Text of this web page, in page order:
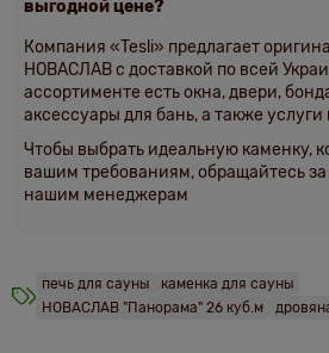
выгодной цене?
Компания «Tesli» предлагает
НОВАСЛАВ с доставкой по всей
ассортименте есть окна, двери,
аксессуары для бань, а также услуги
Чтобы выбрать идеальную каменку,
вашим требованиям, обращайтесь
нашим менеджерам
печь для сауны
каменка для сауны
НОВАСЛАВ "Панорама" 26 куб.м